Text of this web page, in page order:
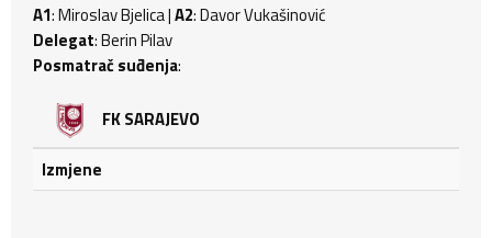
A1: Miroslav Bjelica |A2: Davor Vukašinović
Delegat: Berin Pilav
Posmatrač suđenja:
FK SARAJEVO
Izmjene